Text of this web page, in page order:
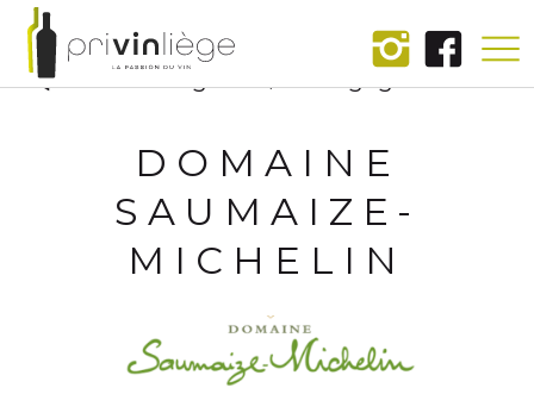
Les régions
DOMAINE
SAUMAIZE-
MICHELIN